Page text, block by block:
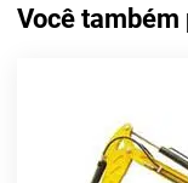
Você também